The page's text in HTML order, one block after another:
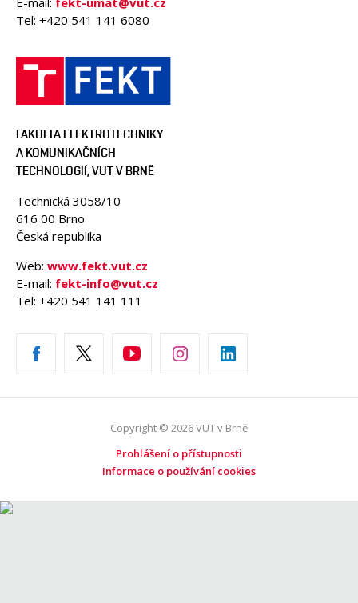
Tel: +420 541 141 6080
FAKULTA ELEKTROTECHNIKY
A KOMUNIKAČNÍCH
TECHNOLOGIÍ, VUT V BRNĚ
Technická 3058/10
616 00 Brno
Česká republika
Web: www.fekt.vut.cz
E-mail: fekt-info@vut.cz
Tel: +420 541 141 111
Copyright © 2026 VUT v Brně
Prohlášení o přístupnosti
Informace o používání cookies